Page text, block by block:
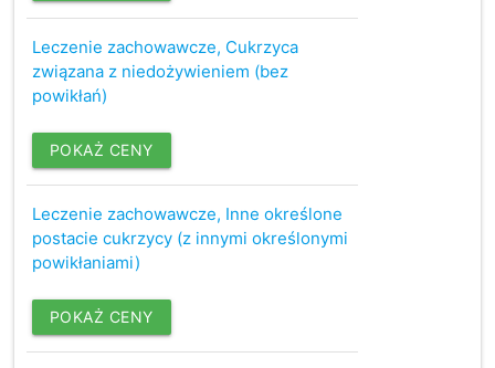
Leczenie zachowawcze, Cukrzyca
związana z niedożywieniem (bez
powikłań)
POKAŻ CENY
Leczenie zachowawcze, Inne określone
postacie cukrzycy (z innymi określonymi
powikłaniami)
POKAŻ CENY